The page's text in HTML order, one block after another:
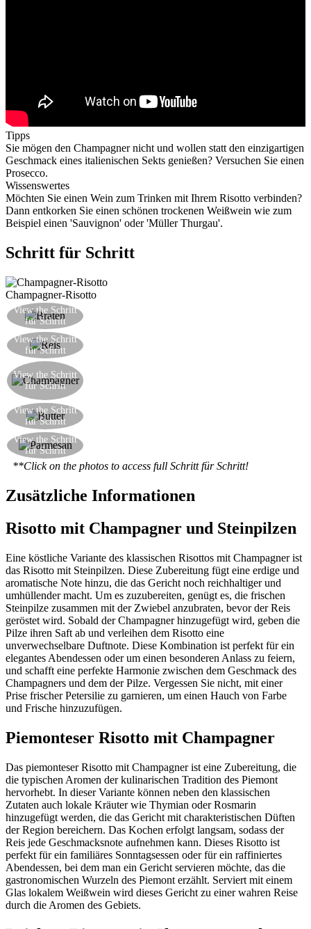
Tipps
Sie mögen den Champagner nicht und wollen statt den einzigartigen
Geschmack eines italienischen Sekts genießen? Versuchen Sie einen
Prosecco.
Wissenswertes
Möchten Sie einen Wein zum Trinken mit Ihrem Risotto verbinden?
Dann entkorken Sie einen schönen trockenen Weißwein wie zum
Beispiel einen 'Sauvignon' oder 'Müller Thurgau'.
Schritt für Schritt
Champagner-Risotto
View the Schritt
für Schritt
View the Schritt
für Schritt
View the Schritt
für Schritt
View the Schritt
für Schritt
View the Schritt
für Schritt
**Click on the photos to access full Schritt für Schritt!
Zusätzliche Informationen
Risotto mit Champagner und Steinpilzen
Eine köstliche Variante des klassischen Risottos mit Champagner ist
das Risotto mit Steinpilzen. Diese Zubereitung fügt eine erdige und
aromatische Note hinzu, die das Gericht noch reichhaltiger und
umhüllender macht. Um es zuzubereiten, genügt es, die frischen
Steinpilze zusammen mit der Zwiebel anzubraten, bevor der Reis
geröstet wird. Sobald der Champagner hinzugefügt wird, geben die
Pilze ihren Saft ab und verleihen dem Risotto eine
unverwechselbare Duftnote. Diese Kombination ist perfekt für ein
elegantes Abendessen oder um einen besonderen Anlass zu feiern,
und schafft eine perfekte Harmonie zwischen dem Geschmack des
Champagners und dem der Pilze. Vergessen Sie nicht, mit einer
Prise frischer Petersilie zu garnieren, um einen Hauch von Farbe
und Frische hinzuzufügen.
Piemonteser Risotto mit Champagner
Das piemonteser Risotto mit Champagner ist eine Zubereitung, die
die typischen Aromen der kulinarischen Tradition des Piemont
hervorhebt. In dieser Variante können neben den klassischen
Zutaten auch lokale Kräuter wie Thymian oder Rosmarin
hinzugefügt werden, die das Gericht mit charakteristischen Düften
der Region bereichern. Das Kochen erfolgt langsam, sodass der
Reis jede Geschmacksnote aufnehmen kann. Dieses Risotto ist
perfekt für ein familiäres Sonntagsessen oder für ein raffiniertes
Abendessen, bei dem man ein Gericht servieren möchte, das die
gastronomischen Wurzeln des Piemont erzählt. Serviert mit einem
Glas lokalem Weißwein wird dieses Gericht zu einer wahren Reise
durch die Aromen des Gebiets.